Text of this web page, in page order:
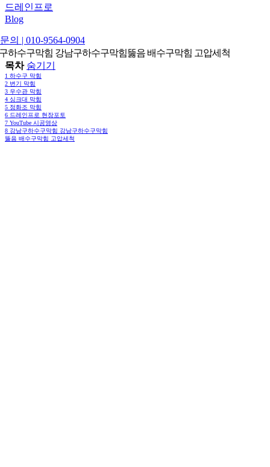
드레인프로
Blog
의 | 010-9564-0904
하수구막힘 강남구하수구막힘뚫음 배수구막힘 고압세척
목차 숨기기
1 하수구 막힘
2 변기 막힘
3 우수관 막힘
4 싱크대 막힘
5 정화조 막힘
6 드레인프로 현장포토
7 YouTube 시공영상
8 강남구하수구막힘 강남구하수구막힘
뚫음 배수구막힘 고압세척